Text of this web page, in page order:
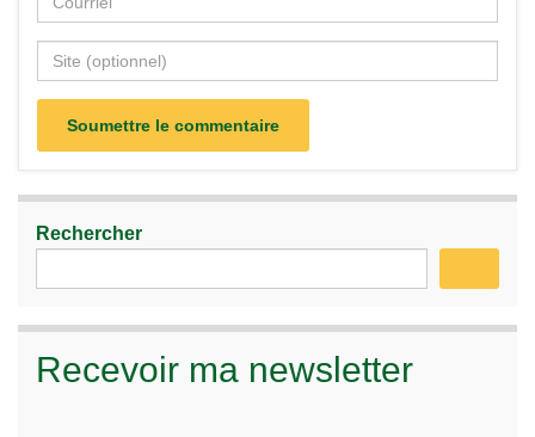
Rechercher
Recevoir ma newsletter